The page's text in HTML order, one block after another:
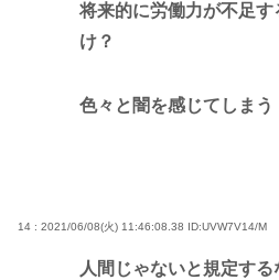
将来的に労働力が不足
け？
色々と闇を感じてしまう
14 : 2021/06/08(火) 11:46:08.38 ID:UVW7V14/M
人間じゃないと規定す